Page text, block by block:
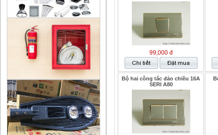
99,000 đ
Bộ hai công tắc đảo chiều 16A
SERI A80